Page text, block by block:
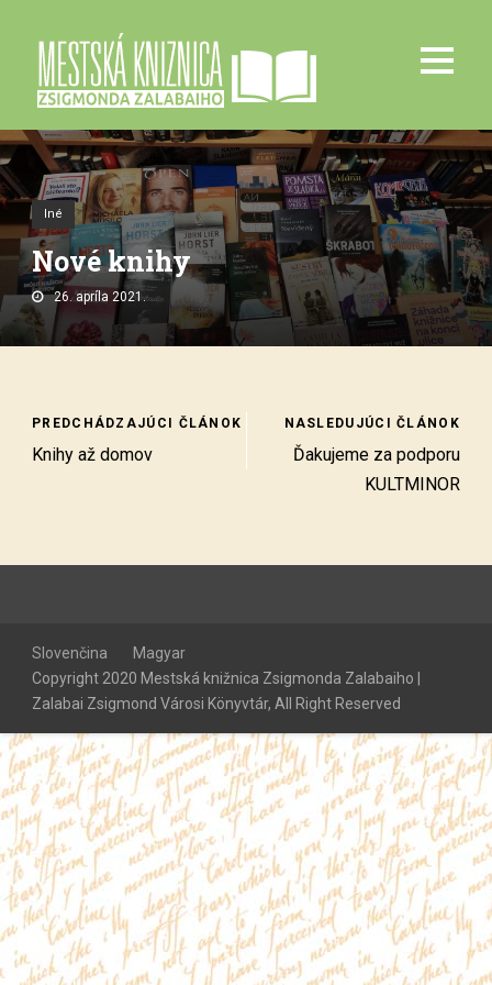
Iné
Nové knihy
26. apríla 2021.
PREDCHÁDZAJÚCI ČLÁNOK
Knihy až domov
NASLEDUJÚCI ČLÁNOK
Ďakujeme za podporu
KULTMINOR
Slovenčina
Magyar
Copyright 2020 Mestská knižnica Zsigmonda Zalabaiho |
Zalabai Zsigmond Városi Könyvtár, All Right Reserved